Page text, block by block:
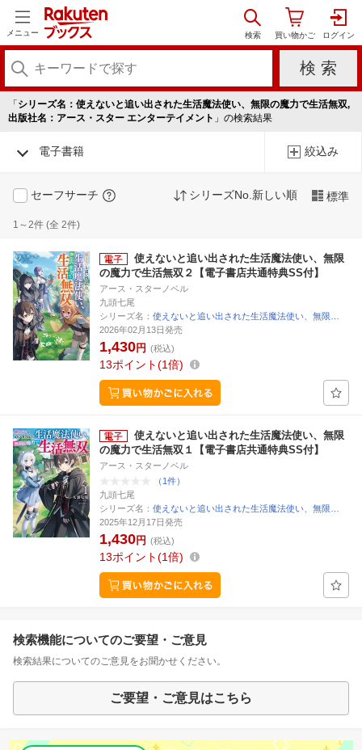
メニュー
「 シリーズ名：使えないと追い出された生活魔法使い、無限の魔力で生活無双,
出版社名：アース・スター エンターテイメント 」の検索結果
電子書籍 絞込み
セーフサーチ シリーズNo.新しい順 標準
1～2件 (全 2件)
使えないと追い出された生活魔法使い、無限
の魔力で生活無双２【電子書店共通特典SS付】
アース・スターノベル
九頭七尾
シリーズ名： 使えないと追い出された生活魔法使い、無限…
2026年02月13日発売
1,430円 (税込)
13ポイント 1倍
使えないと追い出された生活魔法使い、無限
の魔力で生活無双１【電子書店共通特典SS付】
アース・スターノベル
（1件）
九頭七尾
シリーズ名： 使えないと追い出された生活魔法使い、無限…
2025年12月17日発売
1,430円 (税込)
13ポイント 1倍
検索機能についてのご要望・ご意見
検索結果についてのご意見をお聞かせください。
ご要望・ご意見はこちら